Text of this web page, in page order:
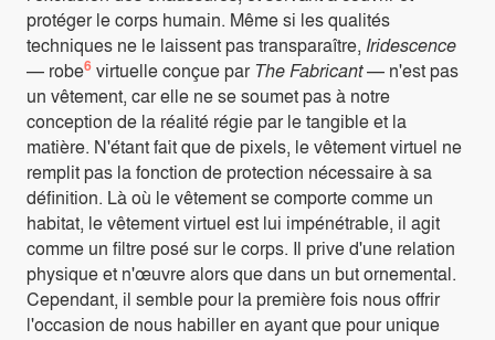
protéger le corps humain. Même si les qualités
techniques ne le laissent pas transparaître, Iridescence
— robe6 virtuelle conçue par The Fabricant— n'est pas
un vêtement, car elle ne se soumet pas à notre
conception de la réalité régie par le tangible et la
matière. N'étant fait que de pixels, le vêtement virtuel ne
remplit pas la fonction de protection nécessaire à sa
définition. Là où le vêtement se comporte comme un
habitat, le vêtement virtuel est lui impénétrable, il agit
comme un filtre posé sur le corps. Il prive d'une relation
physique et n'œuvre alors que dans un but ornemental.
Cependant, il semble pour la première fois nous offrir
l'occasion de nous habiller en ayant que pour unique